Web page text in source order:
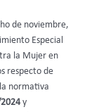
de noviembre,
Especial
la Mujer en
respecto de
normativa
2024y